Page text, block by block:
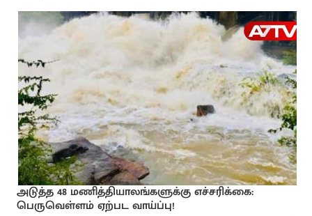
அடுத்த 48 மணித்தியாலங்களுக்கு எச்சரிக்கை:
பெருவெள்ளம் ஏற்பட வாய்ப்பு!